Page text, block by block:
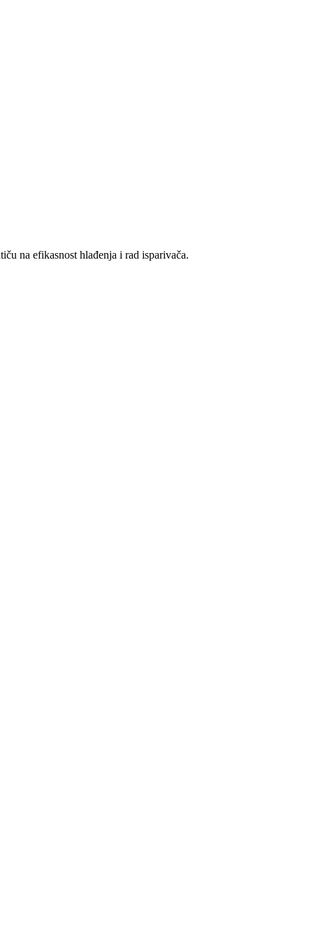
na efikasnost hlađenja i rad isparivača.